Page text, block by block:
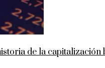
de la capitalización